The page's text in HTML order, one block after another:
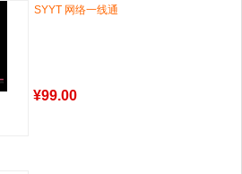
SYYT 网络一线通
¥99.00